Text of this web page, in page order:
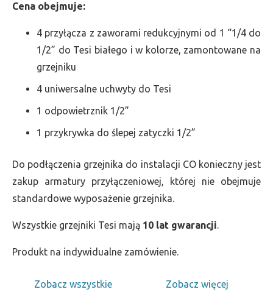
Cena obejmuje:
4 przyłącza z zaworami redukcyjnymi od 1 “1/4 do
1/2” do Tesi białego i w kolorze, zamontowane na
grzejniku
4 uniwersalne uchwyty do Tesi
1 odpowietrznik 1/2”
1 przykrywka do ślepej zatyczki 1/2”
Do podłączenia grzejnika do instalacji CO konieczny jest
zakup armatury przyłączeniowej, której nie obejmuje
standardowe wyposażenie grzejnika.
Wszystkie grzejniki Tesi mają 10 lat gwarancji.
Produkt na indywidualne zamówienie.
Zobacz wszystkie
Zobacz więcej